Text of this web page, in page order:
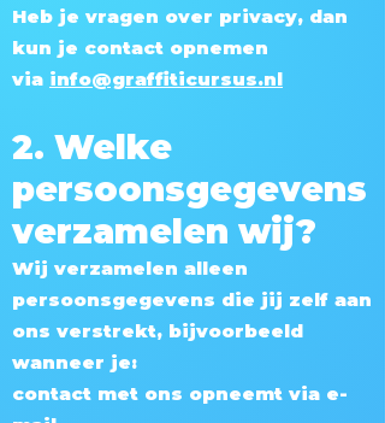
Heb je vragen over privacy, dan
kun je contact opnemen
via info@graffiticursus.nl
2. Welke
persoonsgegevens
verzamelen wij?
Wij verzamelen alleen
persoonsgegevens die jij zelf aan
ons verstrekt, bijvoorbeeld
wanneer je:
contact met ons opneemt via e-